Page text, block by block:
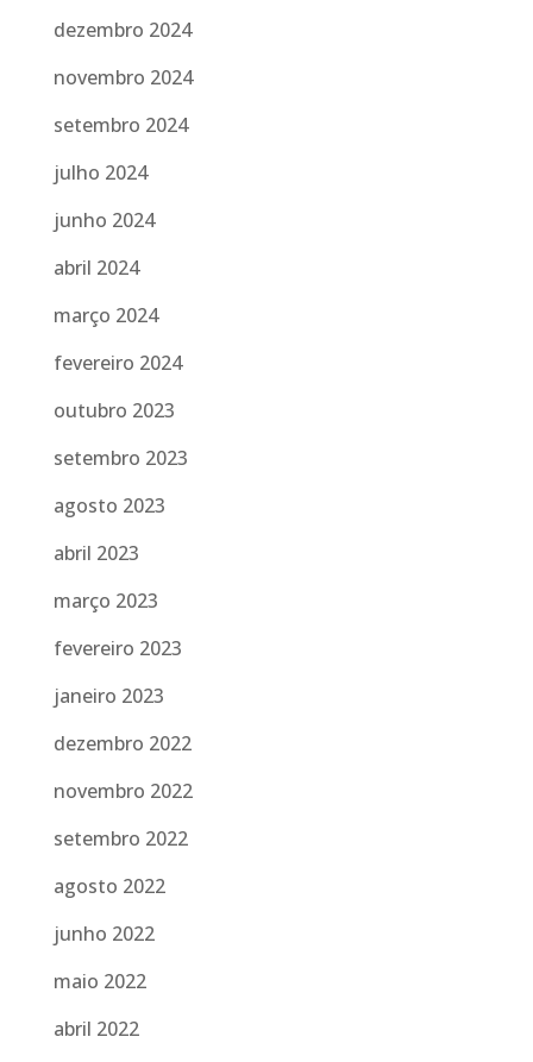
dezembro 2024
novembro 2024
setembro 2024
julho 2024
junho 2024
abril 2024
março 2024
fevereiro 2024
outubro 2023
setembro 2023
agosto 2023
abril 2023
março 2023
fevereiro 2023
janeiro 2023
dezembro 2022
novembro 2022
setembro 2022
agosto 2022
junho 2022
maio 2022
abril 2022